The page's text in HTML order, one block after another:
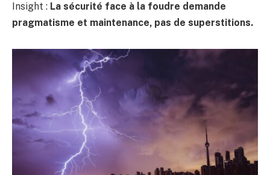
Insight : La sécurité face à la foudre demande
pragmatisme et maintenance, pas de superstitions.